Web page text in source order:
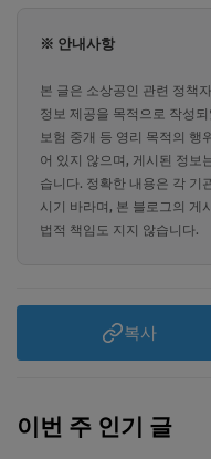
※ 안내사항
본 글은 소상공인 관련 정책
정보 제공을 목적으로 작성
보험 중개 등 영리 목적의 행
어 있지 않으며, 게시된 정보
습니다. 정확한 내용은 각 기
시기 바라며, 본 블로그의 게
법적 책임도 지지 않습니다.
복사
이번 주 인기 글